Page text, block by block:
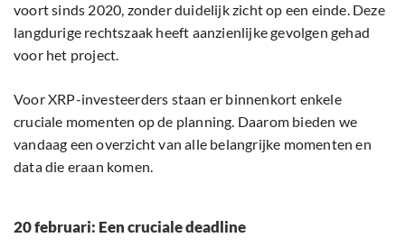
voort sinds 2020, zonder duidelijk zicht op een einde. Deze
langdurige rechtszaak heeft aanzienlijke gevolgen gehad
voor het project.
Voor XRP-investeerders staan er binnenkort enkele
cruciale momenten op de planning. Daarom bieden we
vandaag een overzicht van alle belangrijke momenten en
data die eraan komen.
20 februari: Een cruciale deadline